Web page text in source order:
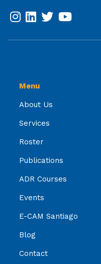
Menu
About Us
Services
Roster
Publications
ADR Courses
Events
E-CAM Santiago
Blog
Contact